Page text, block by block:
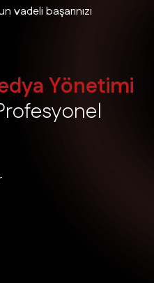
vadeli başarınızı
dyaYönetimi
rofesyonel